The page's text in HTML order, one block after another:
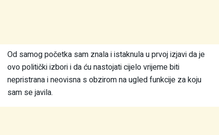
Od samog početka sam znala i istaknula u prvoj izjavi da je
ovo politički izbori i da ću nastojati cijelo vrijeme biti
nepristrana i neovisna s obzirom na ugled funkcije za koju
sam se javila.